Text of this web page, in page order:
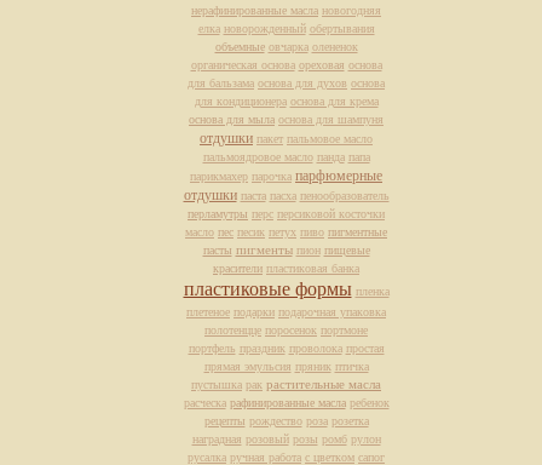
нерафинированные масла новогодняя
елка новорожденный обертывания
объемные овчарка олененок
органическая основа ореховая основа
для бальзама основа для духов основа
для кондиционера основа для крема
основа для мыла основа для шампуня
отдушки пакет пальмовое масло
пальмоядровое масло панда папа
парикмахер парочка парфюмерные
отдушки паста пасха пенообразователь
перламутры перс персиковой косточки
масло пес песик петух пиво пигментные
пасты пигменты пион пищевые
красители пластиковая банка
пластиковые формы пленка
плетеное подарки подарочная упаковка
полотенцце поросенок портмоне
портфель праздник проволока простая
прямая эмульсия пряник птичка
пустышка рак растительные масла
расческа рафинированные масла ребенок
рецепты рождество роза розетка
наградная розовый розы ромб рулон
русалка ручная работа с цветком сапог